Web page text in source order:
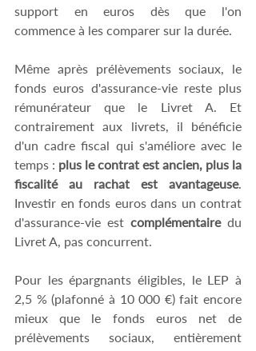
support en euros dès que l'on
commence à les comparer sur la durée.
Même après prélèvements sociaux, le
fonds euros d'assurance-vie reste plus
rémunérateur que le Livret A. Et
contrairement aux livrets, il bénéficie
d'un cadre fiscal qui s'améliore avec le
temps : plus le contrat est ancien, plus la
fiscalité au rachat est avantageuse.
Investir en fonds euros dans un contrat
d'assurance-vie est complémentaire du
Livret A, pas concurrent.
Pour les épargnants éligibles, le LEP à
2,5 % (plafonné à 10 000 €) fait encore
mieux que le fonds euros net de
prélèvements sociaux, entièrement